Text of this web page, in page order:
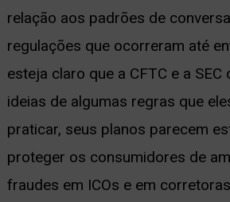
relação aos padrões de
regulações que ocorreram até
esteja claro que a CFTC e a SEC
ideias de algumas regras que
praticar, seus planos parecem
proteger os consumidores de
fraudes em ICOs e em